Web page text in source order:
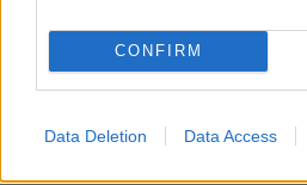
CONFIRM
Data Deletion Data Access